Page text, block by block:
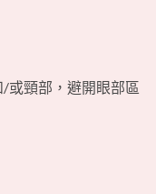
或頸部，避開眼部區